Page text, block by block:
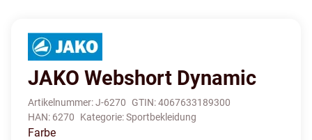
JAKO Webshort Dynamic
Artikelnummer:J-6270 GTIN:4067633189300
HAN: 6270 Kategorie:Sportbekleidung
Farbe